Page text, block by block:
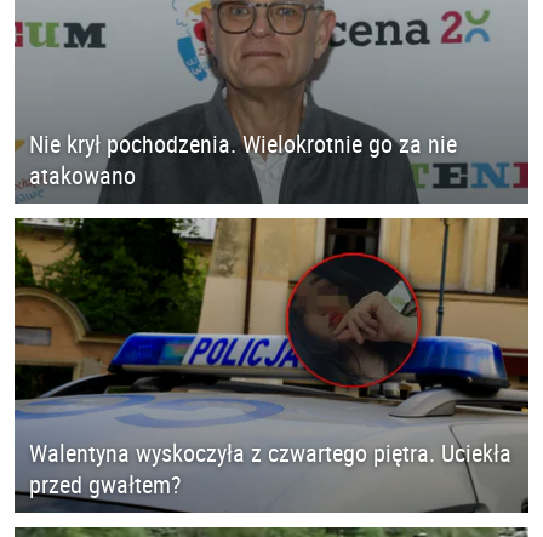
Nie krył pochodzenia. Wielokrotnie go za nie
atakowano
Walentyna wyskoczyła z czwartego piętra. Uciekła
przed gwałtem?